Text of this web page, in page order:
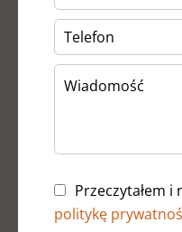
Przeczytałem
politykę